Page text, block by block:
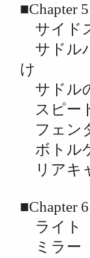
■Chapter
サイド
サドル
け
サドル
スピー
フェン
ボトル
リアキ
■Chapter
ライト
ミラー